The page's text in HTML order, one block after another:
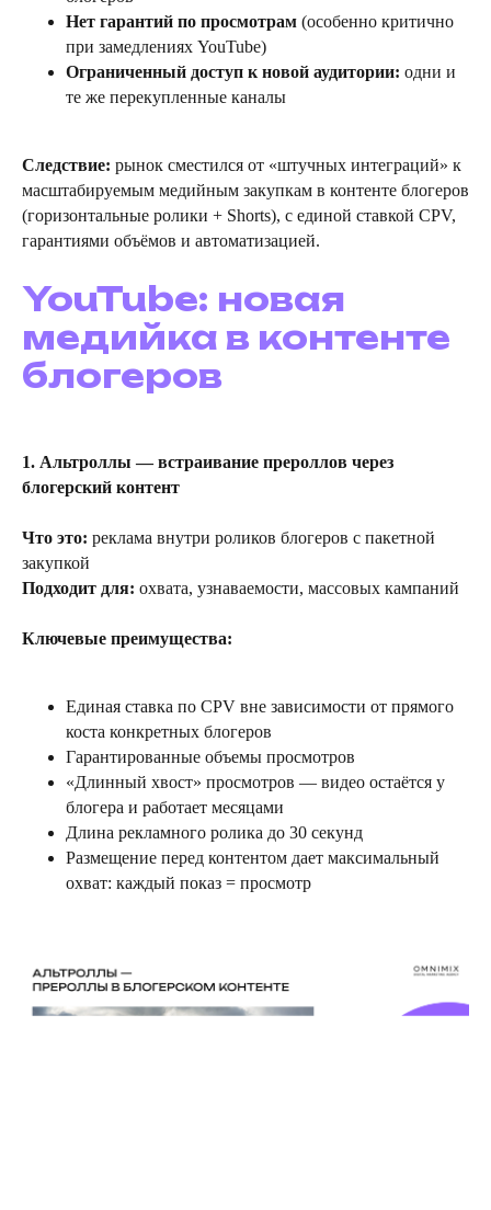
Нет гарантий по просмотрам (особенно критично
при замедлениях YouTube)
Ограниченный доступ к новой аудитории: одни и
те же перекупленные каналы
Следствие: рынок сместился от «штучных интеграций» к
масштабируемым медийным закупкам в контенте блогеров
(горизонтальные ролики + Shorts), с единой ставкой CPV,
гарантиями объёмов и автоматизацией.
YouTube: новая
медийка в контенте
блогеров
1. Альтроллы — встраивание прероллов через
блогерский контент
Что это: реклама внутри роликов блогеров c пакетной
закупкой
Подходит для: охвата, узнаваемости, массовых кампаний
Ключевые преимущества:
Единая ставка по CPV вне зависимости от прямого
коста конкретных блогеров
Гарантированные объемы просмотров
«Длинный хвост» просмотров — видео остаётся у
блогера и работает месяцами
Длина рекламного ролика до 30 секунд
Размещение перед контентом дает максимальный
охват: каждый показ = просмотр